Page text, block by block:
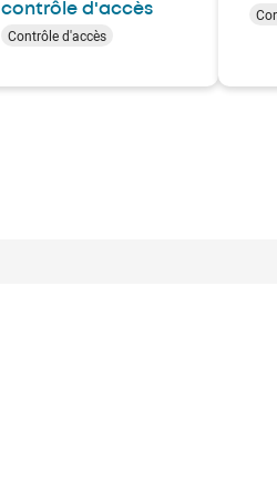
contrôle d'accès
Contrôle d'accès